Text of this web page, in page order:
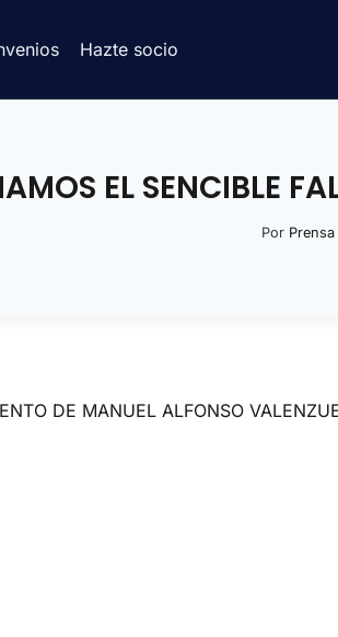
Hazte socio
EL SENCIBLE
Por
DE MANUEL ALFONSO